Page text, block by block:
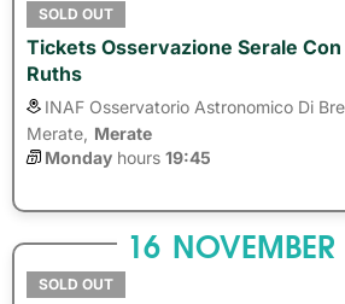
SOLD OUT
Tickets Osservazione Serale
Ruths
INAF Osservatorio Astronomico Di
Merate, Merate
Monday hours 19:45
16 NOVEMBER
SOLD OUT